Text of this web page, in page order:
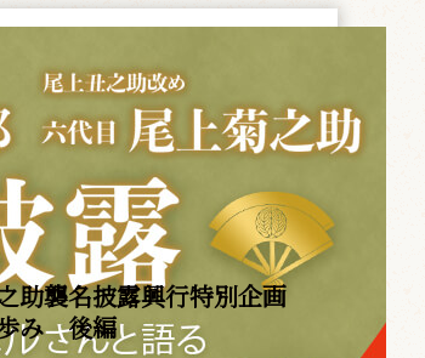
襲名披露興行特別企画 ――
歩み 後編